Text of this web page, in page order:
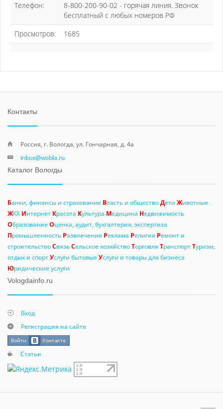
Телефон:
8-800-200-90-02 - горячая линия. Звонок
бесплатный с любых номеров РФ
Просмотров:
1685
Контакты
Россия, г. Вологда, ул. Гончарная, д. 4а
inbox@wobla.ru
Каталог Вологды
Банки, финансы и страхование Власть и обществоДети Животные
ЖКХ Интернет Красота Культура Медицина Недвижимость
Образование Оценка, аудит, бухгалтерия, экспертиза
Промышленность Развлечения Реклама Религия Ремонт и
строительствоСвязьСельское хозяйствоТорговля ТранспортТуризм,
отдых и спортУслуги бытовые Услуги и товары для бизнеса
Юридические услуги
Vologdainfo.ru
Вход
Регистрация на сайте
Статьи